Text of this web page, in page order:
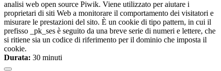
analisi web open source Piwik. Viene utilizzato per aiutare i
proprietari di siti Web a monitorare il comportamento dei visitatori e
misurare le prestazioni del sito. È un cookie di tipo pattern, in cui il
prefisso _pk_ses è seguito da una breve serie di numeri e lettere, che
si ritiene sia un codice di riferimento per il dominio che imposta il
cookie.
Durata: 30 minuti